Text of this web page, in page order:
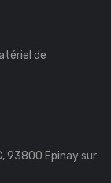
de
93800 Epinay sur